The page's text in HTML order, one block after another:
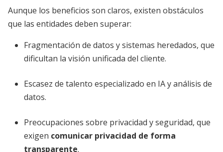
Aunque los beneficios son claros, existen obstáculos
que las entidades deben superar:
Fragmentación de datos y sistemas heredados, que
dificultan la visión unificada del cliente.
Escasez de talento especializado en IA y análisis de
datos.
Preocupaciones sobre privacidad y seguridad, que
exigen comunicar privacidad de forma
transparente.